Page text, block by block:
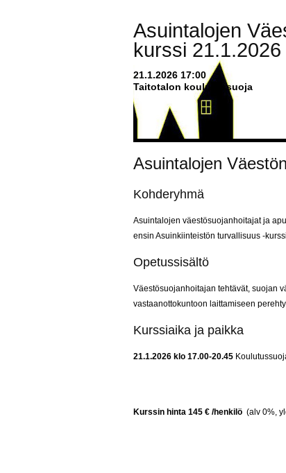
Asuintalojen
kurssi 21.1.2026
21.1.2026 17:00
Taitotalon koulutussuoja
Asuintalojen
Kohderyhmä
Asuintalojen väestösuojanhoitajat ja
ensin Asuinkiinteistön turvallisuus -
Opetussisältö
Väestösuojanhoitajan tehtävät, suojan
vastaanottokuntoon laittamiseen
Kurssiaika ja paikka
21.1.2026 klo 17.00-20.45
Kurssin hinta 145 € /henkilö (alv 0%,